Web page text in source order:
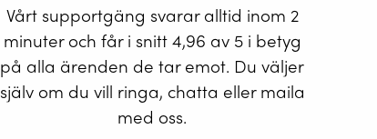
Vårt supportgäng svarar alltid inom 2
minuter och får i snitt 4,96 av 5 i betyg
på alla ärenden de tar emot. Du väljer
själv om du vill ringa, chatta eller maila
med oss.